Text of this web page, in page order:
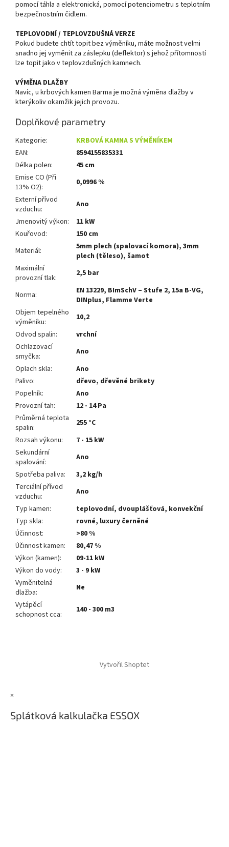
pomocí táhla a elektronická, pomocí potenciometru s teplotním
bezpečnostním čidlem.
TEPLOVODNÍ / TEPLOVZDUŠNÁ VERZE
Pokud budete chtít topit bez výměníku, máte možnost velmi
snadno jej vyměnit za záslepku (deflektor) s jehož přítomností
lze topit jako v teplovzdušných kamnech.
VÝMĚNA DLAŽBY
Navíc, u krbových kamen Barma je možná výměna dlažby v
kterýkoliv okamžik jejich provozu.
Doplňkové parametry
Kategorie:
KRBOVÁ KAMNA S VÝMĚNÍKEM
EAN:
8594155835331
Délka polen:
45 cm
Emise CO (Při
13% O2):
0,0996 %
Externí přívod
vzduchu:
Ano
Jmenovitý výkon:
11 kW
Kouřovod:
150 cm
Materiál:
5mm plech (spalovací komora), 3mm
plech (těleso), šamot
Maximální
provozní tlak: 2,5 bar
Norma:
EN 13229, BImSchV – Stufe 2, 15a B-VG,
DINplus, Flamme Verte
Objem tepelného
výměníku:
10,2
Odvod spalin:
vrchní
Ochlazovací
smyčka:
Ano
Oplach skla:
Ano
Palivo:
dřevo, dřevěné brikety
Popelník:
Ano
Provozní tah:
12 - 14 Pa
Průměrná teplota
spalin:
255 °C
Rozsah výkonu:
7 - 15 kW
Sekundární
spalování:
Ano
Spotřeba paliva:
3,2 kg/h
Terciální přívod
vzduchu:
Ano
Typ kamen:
teplovodní, dvouplášťová, konvekční
Typ skla:
rovné, luxury černěné
Účinnost:
>80 %
Účinnost kamen:
80,47 %
Výkon (kamen):
09-11 kW
Výkon do vody:
3 - 9 kW
Vyměnitelná
dlažba:
Ne
Vytápěcí
schopnost cca: 140 - 300 m3
Vytvořil Shoptet
×
Splátková kalkulačka ESSOX